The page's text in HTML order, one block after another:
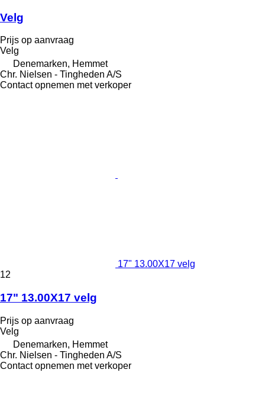
Velg
Prijs op aanvraag
Velg
Denemarken, Hemmet
Chr. Nielsen - Tingheden A/S
Contact opnemen met verkoper
17" 13.00X17 velg
12
17" 13.00X17 velg
Prijs op aanvraag
Velg
Denemarken, Hemmet
Chr. Nielsen - Tingheden A/S
Contact opnemen met verkoper